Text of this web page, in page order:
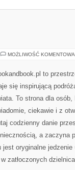
MOŻLIWOŚĆ
to
się inspirującą
To strona dla
ciekawie i z
codzienny danie
a zaczyna
oryginalne
zatłoczonych